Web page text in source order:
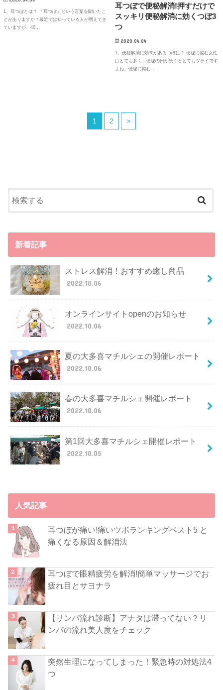
1、耳つぼとは？ 「耳つぼ」という言葉を聞いたこ
とがありますか？最近では知っている人が増えてき
ていますが、40…
耳つぼで便秘解消!押すだけで
スッキリ便秘解消に効くつぼ3
つ
2020.04.04
1、便秘解消に効果があるつぼは？ 便秘に悩む女性
はとても多く、便秘の日が続くととてもツライです
よね。便秘に悩む…
1 2 >
新着記事
ストレス解消！おすすめ癒し商品
2022.10.06
オンラインサイトopenのお知らせ
2022.10.06
夏の大多喜マチルシェの開催レポート
2022.10.06
春の大多喜マチルシェ開催レポート
2022.10.06
第1回大多喜マチルシェ開催レポート
2022.10.05
人気記事
耳つぼが痛い!痛いツボランキングベスト5 と
痛くなる原因＆解消法
耳つぼで眼精疲労を解消!簡単マッサージでお
疲れ目とサヨナラ
【リンパ流れ診断】アナタは滞ってない？リ
ンパの流れ美人度をチェック
突然生理になってしまった！緊急時の対処法4
つ